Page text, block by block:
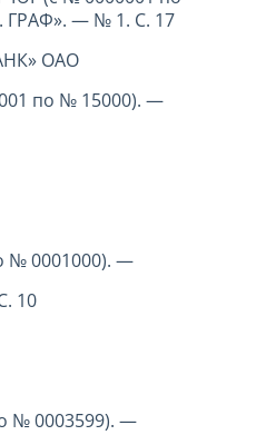
ГРАФ». — № 1. С. 17
ОАО
по № 15000). —
№ 0001000). —
10
№ 0003599). —